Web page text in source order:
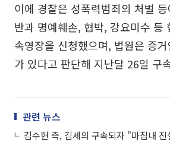
이에 경찰은 성폭력범죄의 처벌
반과 명예훼손, 협박, 강요미수 등
속영장을 신청했으며, 법원은 증
가 있다고 판단해 지난달 26일 구
관련 뉴스